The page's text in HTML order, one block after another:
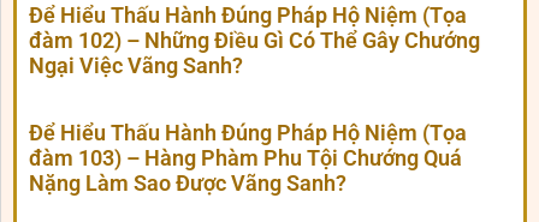
Để Hiểu Thấu Hành Đúng Pháp Hộ Niệm (Tọa
đàm 102) – Những Điều Gì Có Thể Gây Chướng
Ngại Việc Vãng Sanh?
Để Hiểu Thấu Hành Đúng Pháp Hộ Niệm (Tọa
đàm 103) – Hàng Phàm Phu Tội Chướng Quá
Nặng Làm Sao Được Vãng Sanh?